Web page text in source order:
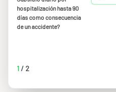
hospitalización hasta 90
días como consecuencia
de un accidente?
1/ 2